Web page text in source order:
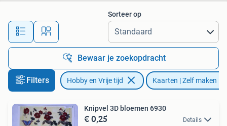
Alle afstanden…
Sorteer op
Bewaar je zoekopdracht
Filters Hobby en Vrije tijd Kaarten | Zelf maken
Knipvel 3D bloemen 6930
€ 0,25 Details